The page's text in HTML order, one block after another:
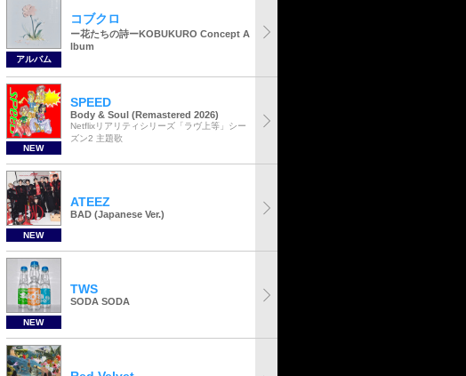
アルバム
コブクロ
ー花たちの詩ーKOBUKURO Concept A
lbum
NEW
SPEED
Body & Soul (Remastered 2026)
Netflixリアリティシリーズ「ラヴ上等」シー
ズン2 主題歌
NEW
ATEEZ
BAD (Japanese Ver.)
NEW
TWS
SODA SODA